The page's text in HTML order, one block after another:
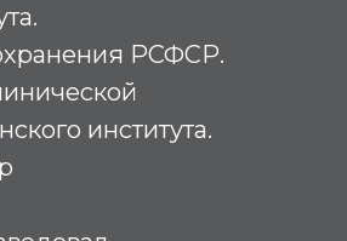
РСФСР.
института.